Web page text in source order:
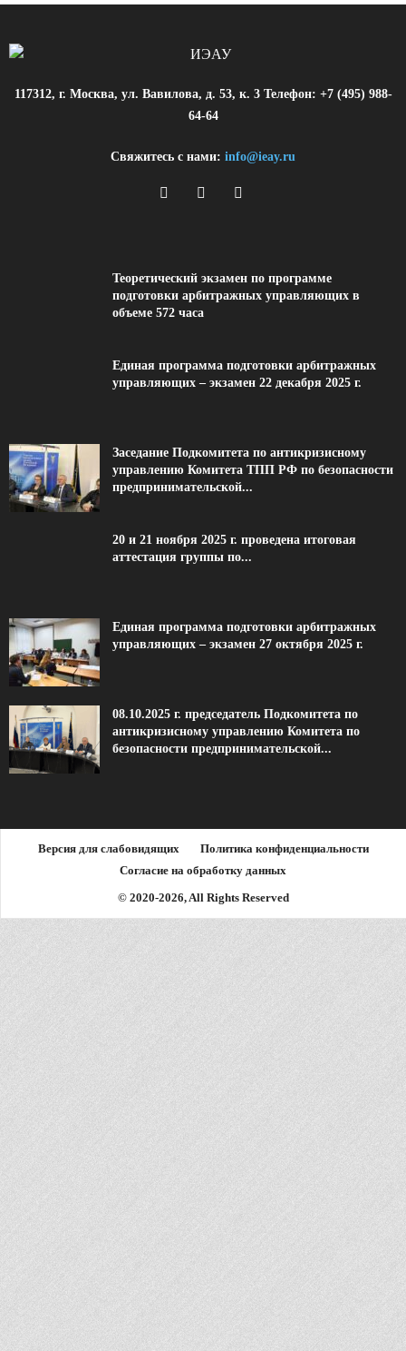
117312, г. Москва, ул. Вавилова, д. 53, к. 3 Телефон: +7 (495) 988-
64-64
Свяжитесь с нами: info@ieay.ru
Теоретический экзамен по программе
подготовки арбитражных управляющих в
объеме 572 часа
Единая программа подготовки арбитражных
управляющих – экзамен 22 декабря 2025 г.
Заседание Подкомитета по антикризисному
управлению Комитета ТПП РФ по безопасности
предпринимательской...
20 и 21 ноября 2025 г. проведена итоговая
аттестация группы по...
Единая программа подготовки арбитражных
управляющих – экзамен 27 октября 2025 г.
08.10.2025 г. председатель Подкомитета по
антикризисному управлению Комитета по
безопасности предпринимательской...
Версия для слабовидящих
Политика конфиденциальности
Согласие на обработку данных
© 2020-2026, All Rights Reserved